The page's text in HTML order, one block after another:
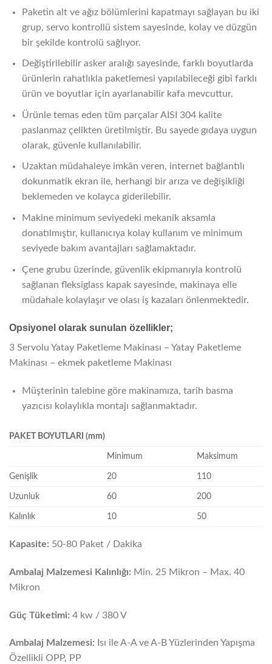
Paketin alt ve ağız bölümlerini kapatmayı sağlayan bu iki
grup, servo kontrollü sistem sayesinde, kolay ve düzgün
bir şekilde kontrolü sağlıyor.
Değiştirilebilir asker aralığı sayesinde, farklı boyutlarda
ürünlerin rahatlıkla paketlemesi yapılabileceği gibi farklı
ürün ve boyutlar için ayarlanabilir kafa mevcuttur.
Ürünle temas eden tüm parçalar AISI 304 kalite
paslanmaz çelikten üretilmiştir. Bu sayede gıdaya uygun
olarak, güvenle kullanılabilir.
Uzaktan müdahaleye imkân veren, internet bağlantılı
dokunmatik ekran ile, herhangi bir arıza ve değişikliği
beklemeden ve kolayca giderilebilir.
Makine minimum seviyedeki mekanik aksamla
donatılmıştır, kullanıcıya kolay kullanım ve minimum
seviyede bakım avantajları sağlamaktadır.
Çene grubu üzerinde, güvenlik ekipmanıyla kontrolü
sağlanan fleksiglass kapak sayesinde, makinaya elle
müdahale kolaylaşır ve olası iş kazaları önlenmektedir.
Opsiyonel olarak sunulan özellikler;
3 Servolu Yatay Paketleme Makinası – Yatay Paketleme
Makinası – ekmek paketleme Makinası
Müşterinin talebine göre makinamıza, tarih basma
yazıcısı kolaylıkla montajı sağlanmaktadır.
PAKET BOYUTLARI (mm)
Minimum Maksimum
Genişlik 20 110
Uzunluk 60 200
Kalınlık 10 50
Kapasite: 50-80 Paket / Dakika
Ambalaj Malzemesi Kalınlığı: Min. 25 Mikron – Max. 40
Mikron
Güç Tüketimi: 4 kw / 380 V
Ambalaj Malzemesi: Isı ile A-A ve A-B Yüzlerinden Yapışma
Özellikli OPP, PP